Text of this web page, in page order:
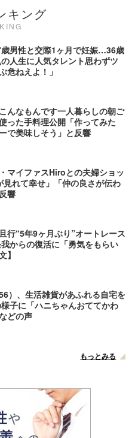
キング
男性と交際1ヶ月で妊娠…36歳
人生に人気タレント思わずツ
危ねえよ！」
んなもんです一人暮らしの朝ご
った手料理公開「作ってみた
で美味しそう」と反響
マイファスHiroとの夫婦ショッ
見れて幸せ」「仲の良さが伝わ
響
行“5年9ヶ月ぶり”オートレース
からの復活に「勇気をもらい
】
）、生活雑貨があふれる自宅を
子に「ハニちゃんおててかわ
どの声
もっとみる